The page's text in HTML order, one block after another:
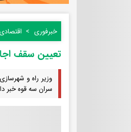
خبرفوری اقتصادی
تعیین سقف
وزیر راه و
سران سه قوه خبر